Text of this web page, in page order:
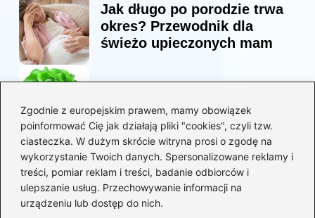
Zgodnie z europejskim prawem, mamy obowiązek
poinformować Cię jak działają pliki "cookies", czyli tzw.
ciasteczka. W dużym skrócie witryna prosi o zgodę na
wykorzystanie Twoich danych. Spersonalizowane reklamy i
treści, pomiar reklam i treści, badanie odbiorców i
ulepszanie usług. Przechowywanie informacji na
urządzeniu lub dostęp do nich.
Jak długo po porodzie trwa
okres? Przewodnik dla
świeżo upieczonych mam
mam karmiących piersią
Jaką biblia dla dzieci
wybrać, aby wzbudzić ich
zainteresowanie?